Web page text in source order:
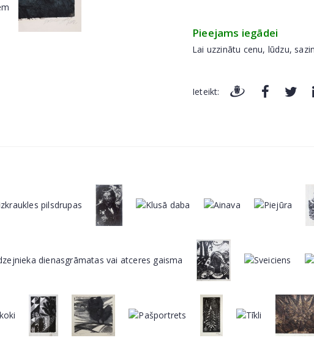
Pieejams iegādei
Lai uzzinātu cenu, lūdzu,
Ieteikt: